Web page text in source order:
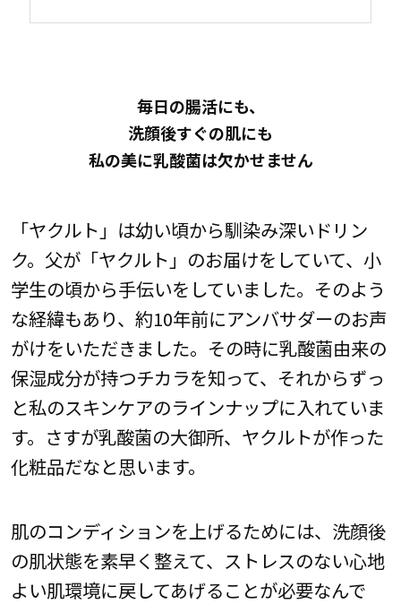
毎日の腸活にも、
洗顔後すぐの肌にも
私の美に乳酸菌は欠かせません
「ヤクルト」は幼い頃から馴染み深いドリン
ク。父が「ヤクルト」のお届けをしていて、小
学生の頃から手伝いをしていました。そのよう
な経緯もあり、約10年前にアンバサダーのお声
がけをいただきました。その時に乳酸菌由来の
保湿成分が持つチカラを知って、それからずっ
と私のスキンケアのラインナップに入れていま
す。さすが乳酸菌の大御所、ヤクルトが作った
化粧品だなと思います。
肌のコンディションを上げるためには、洗顔後
の肌状態を素早く整えて、ストレスのない心地
よい肌環境に戻してあげることが必要なんで